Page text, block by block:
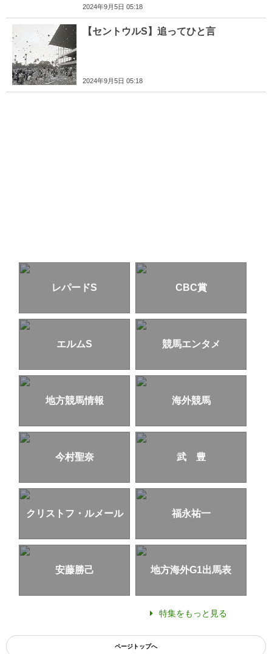
2024年9月5日 05:18
【セントウルS】追ってひと言
2024年9月5日 05:18
レパードS CBC賞
エルムS 競馬エンタメ
地方競馬情報 海外競馬
今村聖奈 武 豊
クリストフ・ルメール 福永祐一
安藤勝己 地方海外G1出馬表
特集をもっと見る
ページトップへ